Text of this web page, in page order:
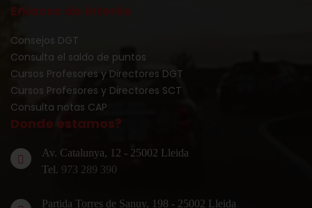
Enlaces de interés
Consejos DGT
Consulta el saldo de puntos
Cursos Profesores y Directores DGT
Cursos Profesores y Directores SCT
Consulta notas CAP
Donde estamos?
Av. Catalunya, 12 - 25002 Lleida
Tel. 973 289 390
Partida Torres de Sanuy, 198 - 25002 Lleida